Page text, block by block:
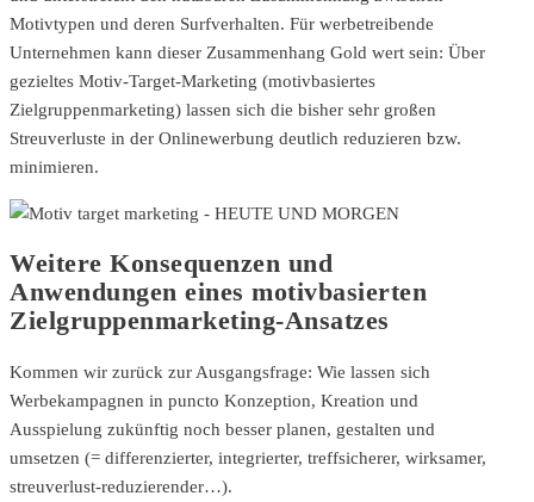
Motivtypen und deren Surfverhalten. Für werbetreibende
Unternehmen kann dieser Zusammenhang Gold wert sein: Über
gezieltes Motiv-Target-Marketing (motivbasiertes
Zielgruppenmarketing) lassen sich die bisher sehr großen
Streuverluste in der Onlinewerbung deutlich reduzieren bzw.
minimieren.
Weitere Konsequenzen und
Anwendungen eines motivbasierten
Zielgruppenmarketing-Ansatzes
Kommen wir zurück zur Ausgangsfrage: Wie lassen sich
Werbekampagnen in puncto Konzeption, Kreation und
Ausspielung zukünftig noch besser planen, gestalten und
umsetzen (= differenzierter, integrierter, treffsicherer, wirksamer,
streuverlust-reduzierender…).